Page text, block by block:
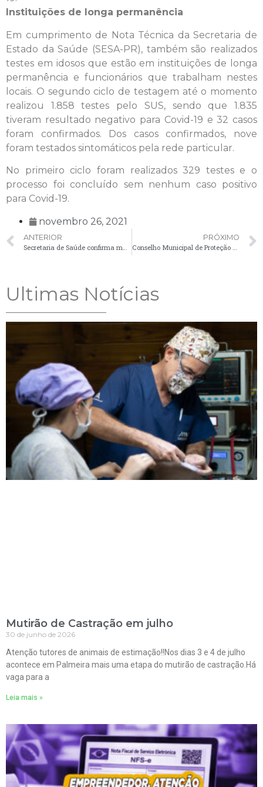
Instituições de longa permanência
Em cumprimento de Nota Técnica da Secretaria de
Estado da Saúde (SESA-PR), também são realizados
testes em idosos que estão em instituições de longa
permanência e funcionários que trabalham nestes
locais. O segundo ciclo de testagem até o momento
realizou 1.858 testes pelo SUS, sendo que 1.835
tiveram resultado negativo para Covid-19 e 32 casos
foram confirmados. Dos casos confirmados, nove
foram testados sintomáticos pela rede particular.
No primeiro ciclo foram realizados 329 testes e o
processo foi concluído sem nenhum caso positivo
para Covid-19.
novembro 26, 2021
ANTERIOR
PRÓXIMO
Ultimas Notícias
Mutirão de Castração em julho
30 de junho de 2026
Atenção tutores de animais de estimação!!Nos dias 3 e 4 de julho
acontece em Palmeira mais uma etapa do mutirão de castração.Há
vaga para a
Leia mais »